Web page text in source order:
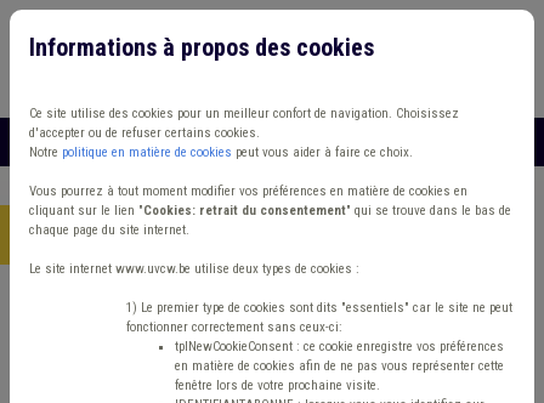
Accueil > Etudes et chiffres CPAS DPR Gaz
Trouver un contenu
Etudes et chiffres CPAS DPR Gaz
Informations à propos des cookies
Ce site utilise des cookies pour un meilleur confort de navigation. Choisissez
d'accepter ou de refuser certains cookies.
Notre politique en matière de cookies peut vous aider à faire ce choix.
Vous pourrez à tout moment modifier vos préférences en matière de cookies en
cliquant sur le lien "Cookies: retrait du consentement" qui se trouve dans le bas de
chaque page du site internet.
Le site internet www.uvcw.be utilise deux types de cookies :
1) Le premier type de cookies sont dits "essentiels" car le site ne peut
fonctionner correctement sans ceux-ci:
tplNewCookieConsent : ce cookie enregistre vos préférences
en matière de cookies afin de ne pas vous représenter cette
fenêtre lors de votre prochaine visite.